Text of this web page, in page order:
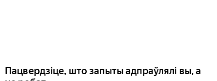
Пацвердзіце, што запыты адпраўлялі вы, а